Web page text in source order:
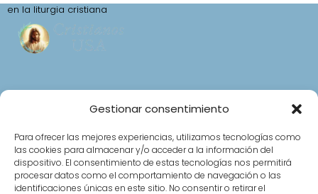
Gestionar consentimiento
Para ofrecer las mejores experiencias, utilizamos tecnologías como
las cookies para almacenar y/o acceder a la información del
dispositivo. El consentimiento de estas tecnologías nos permitirá
procesar datos como el comportamiento de navegación o las
identificaciones únicas en este sitio. No consentir o retirar el
en la liturgia cristiana
Política de cookies (UE)
Normas de Participación en el Foro
Contacto